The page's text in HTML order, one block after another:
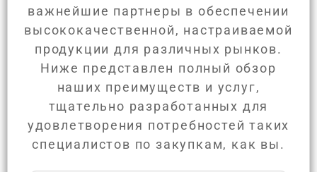
важнейшие партнеры в обеспечении
высококачественной, настраиваемой
продукции для различных рынков.
Ниже представлен полный обзор
наших преимуществ и услуг,
тщательно разработанных для
удовлетворения потребностей таких
специалистов по закупкам, как вы.